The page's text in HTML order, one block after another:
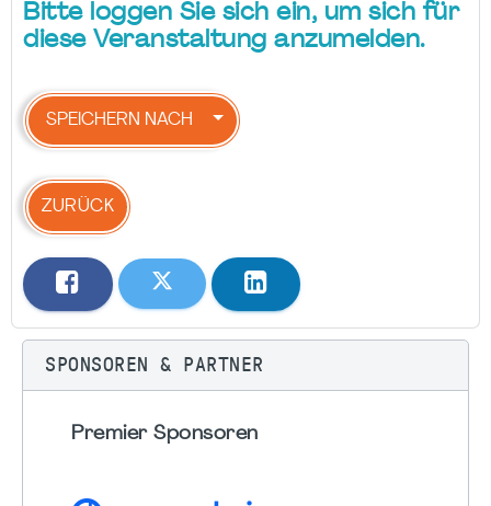
Bitte loggen Sie sich ein, um sich für
diese Veranstaltung anzumelden.
SPEICHERN NACH
ZURÜCK
SPONSOREN & PARTNER
Premier Sponsoren